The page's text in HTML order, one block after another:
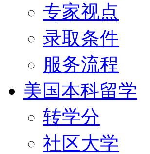
专家视点
录取条件
服务流程
美国本科留学
转学分
社区大学